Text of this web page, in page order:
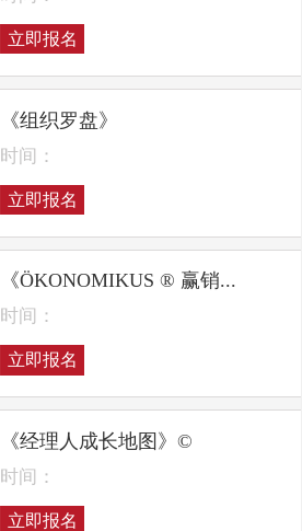
立即报名
《组织罗盘》
时间：
立即报名
《ÖKONOMIKUS ® 赢销...
时间：
立即报名
《经理人成长地图》©
时间：
立即报名